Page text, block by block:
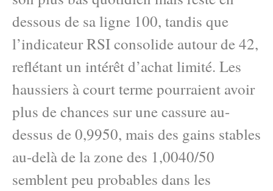
dessous de sa ligne 100, tandis que
l’indicateur RSI consolide autour de 42,
reflétant un intérêt d’achat limité. Les
haussiers à court terme pourraient avoir
plus de chances sur une cassure au-
dessus de 0,9950, mais des gains stables
au-delà de la zone des 1,0040/50
semblent peu probables dans les